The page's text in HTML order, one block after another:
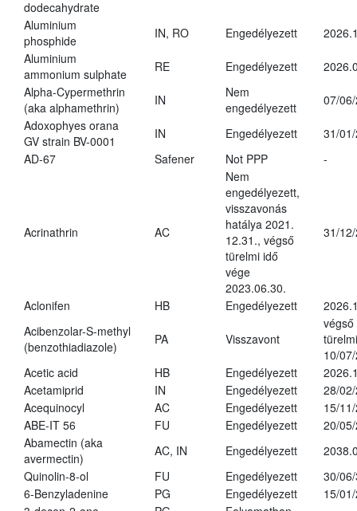
dodecahydrate
Aluminium
phosphide
IN, RO Engedélyezett
Aluminium
ammonium sulphate
RE Engedélyezett
Alpha-Cypermethrin
(aka alphamethrin)
IN
Nem
engedélyezett
07/
Adoxophyes orana
GV strain BV-0001
IN Engedélyezett
31/
AD-67
Safener Not PPP -
Acrinathrin AC
Nem
engedélyezett,
visszavonás
hatálya 2021.
12.31., végső
türelmi idő
vége
2023.06.30.
31/
Aclonifen HB Engedélyezett
Acibenzolar-S-methyl
(benzothiadiazole)
PA Visszavont
végső
10/
Acetic acid
HB Engedélyezett
Acetamiprid
IN Engedélyezett
28/
Acequinocyl
AC Engedélyezett
15/
ABE-IT 56
FU Engedélyezett
20/
Abamectin (aka
avermectin)
AC, IN Engedélyezett
Quinolin-8-ol
FU Engedélyezett
30/
6-Benzyladenine
PG Engedélyezett
15/